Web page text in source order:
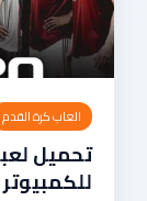
العاب كرة القدم